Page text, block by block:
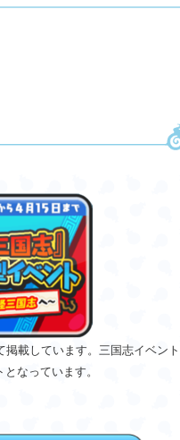
載しています。三国志イベント
なっています。